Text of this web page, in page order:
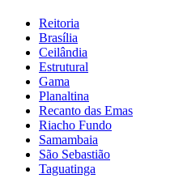
Reitoria
Brasília
Ceilândia
Estrutural
Gama
Planaltina
Recanto das Emas
Riacho Fundo
Samambaia
São Sebastião
Taguatinga